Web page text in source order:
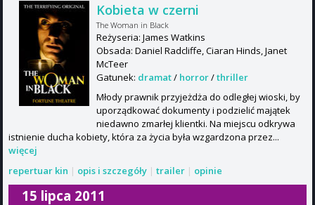
Kobieta w czerni
The Woman in Black
Reżyseria: James Watkins
Obsada: Daniel Radcliffe, Ciaran Hinds, Janet
McTeer
Gatunek: dramat/ horror/thriller
Młody prawnik przyjeżdża do odległej wioski, by
uporządkować dokumenty i podzielić majątek
niedawno zmarłej klientki. Na miejscu odkrywa
istnienie ducha kobiety, która za życia była wzgardzona przez...
więcej
repertuar kin | opis i szczegóły | trailer | opinie
15 lipca 2011